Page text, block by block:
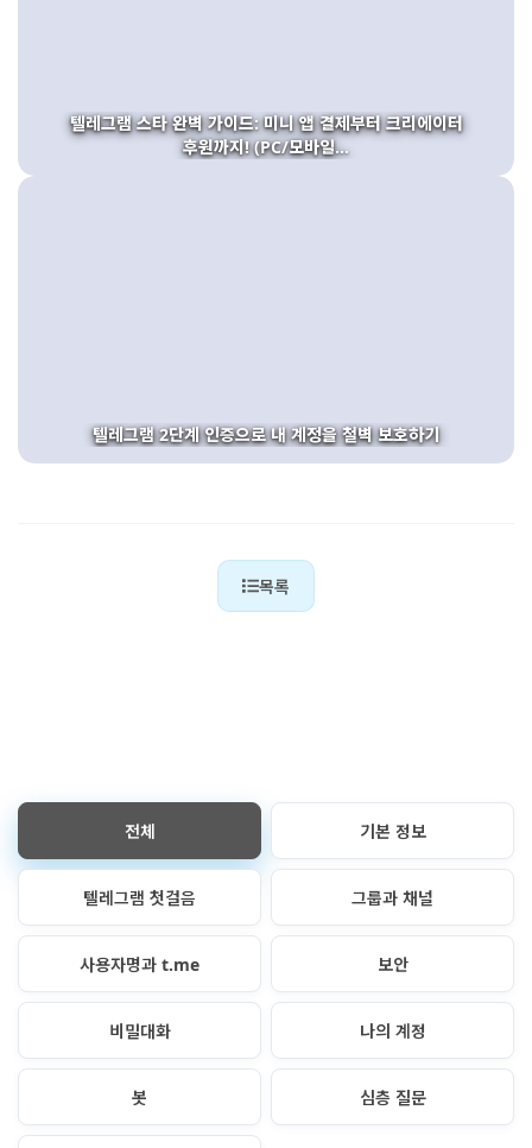
텔레그램 스타 완벽 가이드: 미니 앱 결제부터 크리에이터
후원까지! (PC/모바일...
텔레그램 2단계 인증으로 내 계정을 철벽 보호하기
목록
전체 기본 정보
텔레그램 첫걸음 그룹과 채널
사용자명과 t.me 보안
비밀대화 나의 계정
봇 심층 질문